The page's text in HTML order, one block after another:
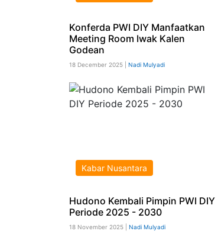
Konferda PWI DIY Manfaatkan
Meeting Room Iwak Kalen
Godean
18 December 2025 | Nadi Mulyadi
Kabar Nusantara
Hudono Kembali Pimpin PWI DIY
Periode 2025 - 2030
18 November 2025 | Nadi Mulyadi